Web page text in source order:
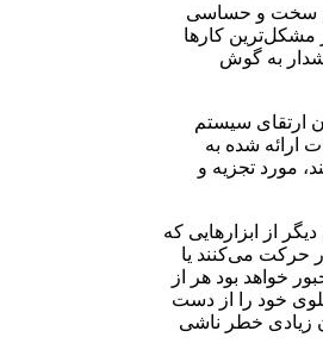
سخت و حساسی
مشکل‌ترین کارها
به گوش
ارتقای سیستم
ارائه شده به
مورد تجزیه و
از ابزارهایی که
حرکت می‌کنند یا
خواهد بود هر از
خود را از دست
زیادی خطر ناشی